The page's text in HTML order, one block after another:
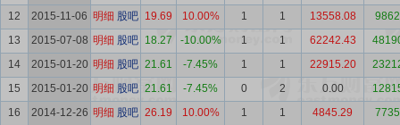
12
2015-11-06 明细 股吧 19.69 10.00% 1 1 13558.08
13
2015-07-08 明细 股吧 18.27 -10.00% 1 1 62242.43
14
2015-01-20 明细 股吧 21.61 -7.45% 1 1 22915.20
15
2015-01-20 明细 股吧 21.61 -7.45% 0 2 0.00
16
2014-12-26 明细 股吧 26.19 10.00% 1 1 4845.29